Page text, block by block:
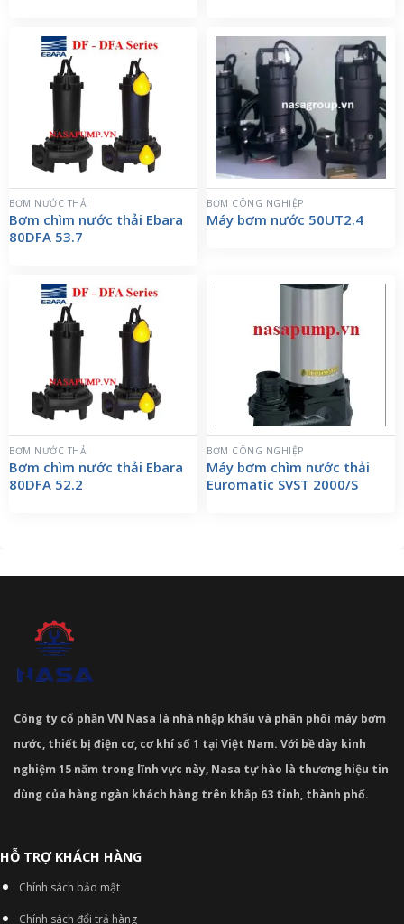
BƠM NƯỚC THẢI
Bơm chìm nước thải Ebara
80DFA 53.7
BƠM CÔNG NGHIỆP
Máy bơm nước 50UT2.4
BƠM NƯỚC THẢI
Bơm chìm nước thải Ebara
80DFA 52.2
BƠM CÔNG NGHIỆP
Máy bơm chìm nước thải
Euromatic SVST 2000/S
Công ty cổ phần VN Nasa là nhà nhập khẩu và phân phối máy bơm
nước, thiết bị điện cơ, cơ khí số 1 tại Việt Nam. Với bề dày kinh
nghiệm 15 năm trong lĩnh vực này, Nasa tự hào là thương hiệu tin
dùng của hàng ngàn khách hàng trên khắp 63 tỉnh, thành phố.
HỖ TRỢ KHÁCH HÀNG
Chính sách bảo mật
Chính sách đổi trả hàng